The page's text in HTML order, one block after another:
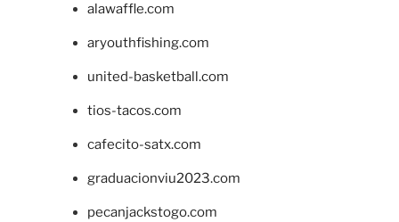
alawaffle.com
aryouthfishing.com
united-basketball.com
tios-tacos.com
cafecito-satx.com
graduacionviu2023.com
pecanjackstogo.com